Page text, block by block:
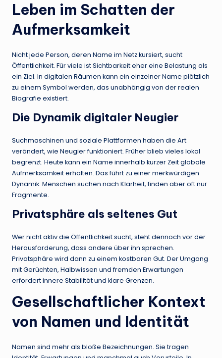
Leben im Schatten der
Aufmerksamkeit
Nicht jede Person, deren Name im Netz kursiert, sucht
Öffentlichkeit. Für viele ist Sichtbarkeit eher eine Belastung als
ein Ziel. In digitalen Räumen kann ein einzelner Name plötzlich
zu einem Symbol werden, das unabhängig von der realen
Biografie existiert.
Die Dynamik digitaler Neugier
Suchmaschinen und soziale Plattformen haben die Art
verändert, wie Neugier funktioniert. Früher blieb vieles lokal
begrenzt. Heute kann ein Name innerhalb kurzer Zeit globale
Aufmerksamkeit erhalten. Das führt zu einer merkwürdigen
Dynamik: Menschen suchen nach Klarheit, finden aber oft nur
Fragmente.
Privatsphäre als seltenes Gut
Wer nicht aktiv die Öffentlichkeit sucht, steht dennoch vor der
Herausforderung, dass andere über ihn sprechen.
Privatsphäre wird dann zu einem kostbaren Gut. Der Umgang
mit Gerüchten, Halbwissen und fremden Erwartungen
erfordert innere Stabilität und klare Grenzen.
Gesellschaftlicher Kontext
von Namen und Identität
Namen sind mehr als bloße Bezeichnungen. Sie tragen